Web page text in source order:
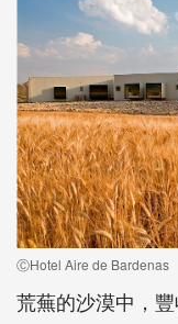
ⒸHotel Aire de Bardenas
荒蕪的沙漠中，